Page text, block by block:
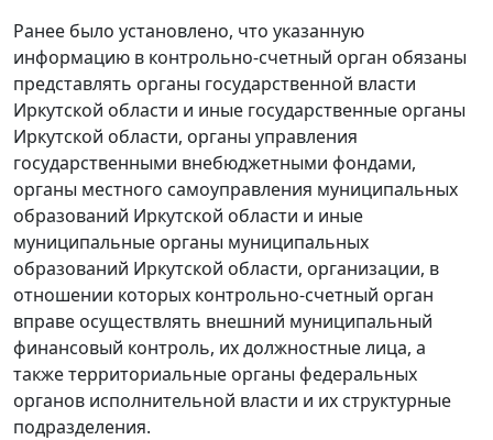
Ранее было установлено, что указанную
информацию в контрольно-счетный орган обязаны
представлять органы государственной власти
Иркутской области и иные государственные органы
Иркутской области, органы управления
государственными внебюджетными фондами,
органы местного самоуправления муниципальных
образований Иркутской области и иные
муниципальные органы муниципальных
образований Иркутской области, организации, в
отношении которых контрольно-счетный орган
вправе осуществлять внешний муниципальный
финансовый контроль, их должностные лица, а
также территориальные органы федеральных
органов исполнительной власти и их структурные
подразделения.